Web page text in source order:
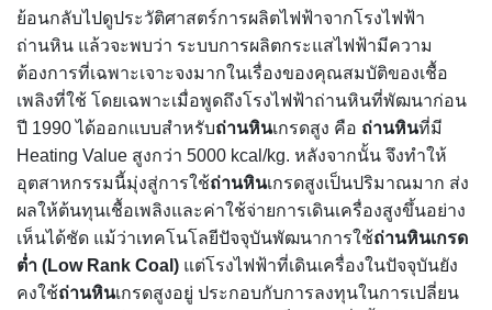
ย้อนกลับไปดูประวัติศาสตร์การผลิตไฟฟ้าจากโรงไฟฟ้า
ถ่านหิน แล้วจะพบว่า ระบบการผลิตกระแสไฟฟ้ามีความ
ต้องการที่เฉพาะเจาะจงมากในเรื่องของคุณสมบัติของเชื้อ
เพลิงที่ใช้ โดยเฉพาะเมื่อพูดถึงโรงไฟฟ้าถ่านหินที่พัฒนาก่อน
ปี 1990 ได้ออกแบบสำหรับถ่านหินเกรดสูง คือ ถ่านหินที่มี
Heating Value สูงกว่า 5000 kcal/kg. หลังจากนั้น จึงทำให้
อุตสาหกรรมนี้มุ่งสู่การใช้ถ่านหินเกรดสูงเป็นปริมาณมาก ส่ง
ผลให้ต้นทุนเชื้อเพลิงและค่าใช้จ่ายการเดินเครื่องสูงขึ้นอย่าง
เห็นได้ชัด แม้ว่าเทคโนโลยีปัจจุบันพัฒนาการใช้ถ่านหินเกรด
ต่ำ (Low Rank Coal) แต่โรงไฟฟ้าที่เดินเครื่องในปัจจุบันยัง
คงใช้ถ่านหินเกรดสูงอยู่ ประกอบกับการลงทุนในการเปลี่ยน